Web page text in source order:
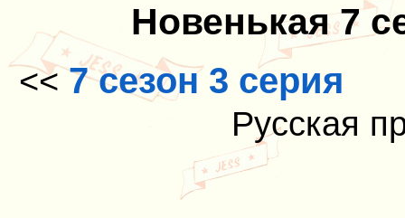
Новенькая 7
<<7 сезон 3 серия
Русская